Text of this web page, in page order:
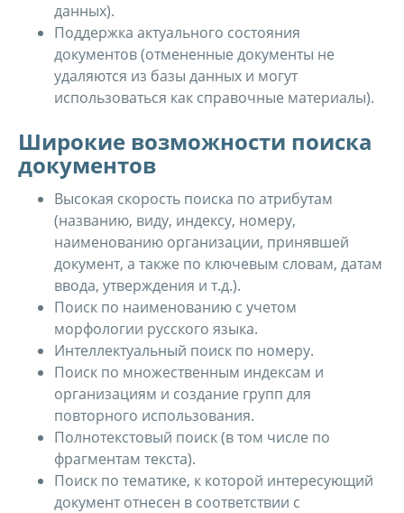
данных).
Поддержка актуального состояния
документов (отмененные документы не
удаляются из базы данных и могут
использоваться как справочные материалы).
Широкие возможности поиска
документов
Высокая скорость поиска по атрибутам
(названию, виду, индексу, номеру,
наименованию организации, принявшей
документ, а также по ключевым словам, датам
ввода, утверждения и т.д.).
Поиск по наименованию с учетом
морфологии русского языка.
Интеллектуальный поиск по номеру.
Поиск по множественным индексам и
организациям и создание групп для
повторного использования.
Полнотекстовый поиск (в том числе по
фрагментам текста).
Поиск по тематике, к которой интересующий
документ отнесен в соответствии с